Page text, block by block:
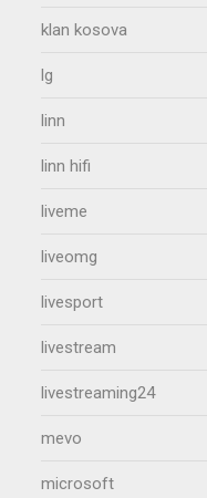
klan kosova
lg
linn
linn hifi
liveme
liveomg
livesport
livestream
livestreaming24
mevo
microsoft